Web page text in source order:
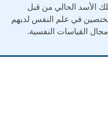
الأسد الحالي من قبل
في علم النفس لديهم
القياسات النفسية.